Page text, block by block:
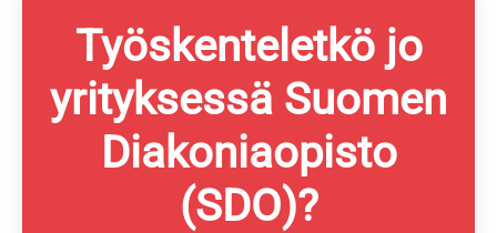
Työskenteletkö jo
yrityksessä Suomen
Diakoniaopisto
(SDO)?